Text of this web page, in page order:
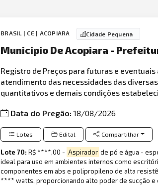
BRASIL | CE | ACOPIARA Cidade Pequena
Municipio De Acopiara -
Registro de Preços para futuras e
atendimento das necessidades das diversas
quantitativos e demais condições
Data do Pregão:18/08/2026
Lotes Edital Compartilhar
Lote 70:R$ ****,00 - Aspirador de pó e água -
ideal para uso em ambientes internos como
componentes em abs e polipropileno de alta
**** watts, proporcionando alto poder de sucção e